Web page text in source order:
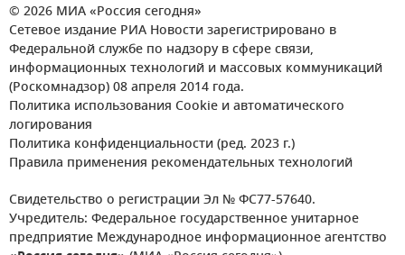
© 2026 МИА «Россия сегодня»
Сетевое издание РИА Новости зарегистрировано в
Федеральной службе по надзору в сфере связи,
информационных технологий и массовых коммуникаций
(Роскомнадзор) 08 апреля 2014 года.
Политика использования Cookie и автоматического
логирования
Политика конфиденциальности (ред. 2023 г.)
Правила применения рекомендательных технологий
Свидетельство о регистрации Эл № ФС77-57640.
Учредитель: Федеральное государственное унитарное
предприятие Международное информационное агентство